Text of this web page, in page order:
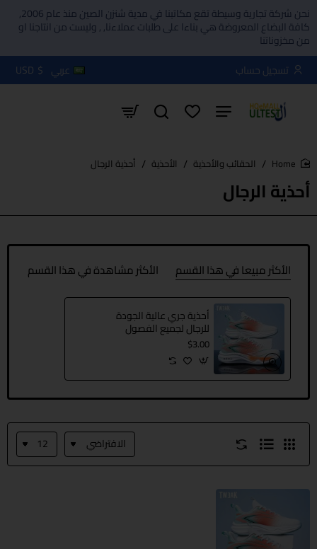
نحن شركة تجارية وسيطة تقع مكاتبنا في مدية شنزن الصين منذ عام 2006,
كافة البضاع المعروضة هي بناءا على طلبات عملاءنا, , وليست من انتاجنا او
من مخزوناتنا
تسجيل حساب
عربي $
USD
أحذية الرجال
الحقائب والأحذية الأحذية أحذية الرجال
الأكثر مبيعا في هذا القسم الأكثر مشاهدة في هذا القسم
أحذية جري عالية الجودة
للرجال لجميع الفصول
$3.00